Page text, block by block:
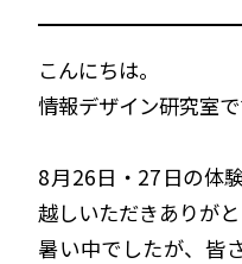
こんにちは。
情報デザイン研究室
8月26日・27日の体
越しいただきありが
暑い中でしたが、皆